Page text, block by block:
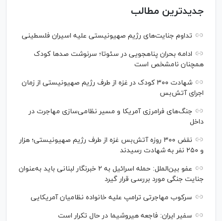
جدیدترین مطالب
تداوم جنایت‌های رژیم صهیونیستی علیه اسیران فلسطینی
ادامه بحران پناهجویی در سئوتا؛ سرنوشت صدها کودک
همچنان نامشخص است
شهادت ۳۰۰ کودک در غزه از طرف رژیم صهیونیستی از زمان
اجرای آتش‌بس
جنگ‌های فرامرزی آمریکا و مسیر نظامی‌سازی مهاجرت در
داخل
نقض ۳۰۰ روزه آتش‌بس غزه از طرف رژیم صهیونیستی؛ هزار
و ۲۵۰ نفر به شهادت رسیدند
عفو بین‌الملل: حمله اسرائیل به ۲ خبرنگار لبنانی باید به‌عنوان
جنایت جنگی مورد بررسی قرار گیرد
سرکوب مهاجرتی ترامپ علیه خانواده نظامیان آمریکایی
سفیر ایران: فاجعه هیروشیما در حال تکرار است